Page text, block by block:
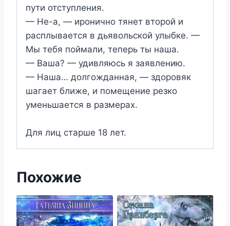
пути отступления.
— Не-а, — иронично тянет второй и
расплывается в дьявольской улыбке. —
Мы тебя поймали, теперь ты наша.
— Ваша? — удивляюсь я заявлению.
— Наша… долгожданная, — здоровяк
шагает ближе, и помещение резко
уменьшается в размерах.
Для лиц старше 18 лет.
Похожие